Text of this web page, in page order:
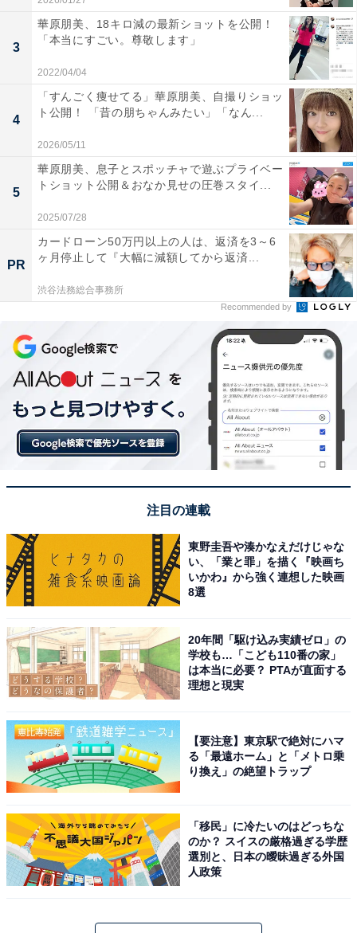
3
華原朋美、18キロ減の最新ショットを公開！
「本当にすごい。尊敬します」
2022/04/04
4
「すんごく痩せてる」華原朋美、自撮りショッ
ト公開！ 「昔の朋ちゃんみたい」「なん...
2026/05/11
5
華原朋美、息子とスポッチャで遊ぶプライベー
トショット公開＆おなか見せの圧巻スタイ...
2025/07/28
PR
カードローン50万円以上の人は、返済を3～6
ヶ月停止して『大幅に減額してから返済...
渋谷法務総合事務所
Recommended by
注目の連載
東野圭吾や湊かなえだけじゃな
い、「業と罪」を描く『映画ち
いかわ』から強く連想した映画
8選
20年間「駆け込み実績ゼロ」の
学校も…「こども110番の家」
は本当に必要？ PTAが直面する
理想と現実
【要注意】東京駅で絶対にハマ
る「最遠ホーム」と「メトロ乗
り換え」の絶望トラップ
「移民」に冷たいのはどっちな
のか？ スイスの厳格過ぎる学歴
選別と、日本の曖昧過ぎる外国
人政策